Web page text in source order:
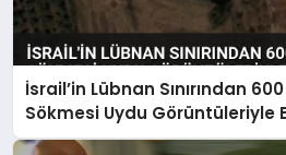
İsrail’in Lübnan Sınırından
Sökmesi Uydu Görüntüleriyle